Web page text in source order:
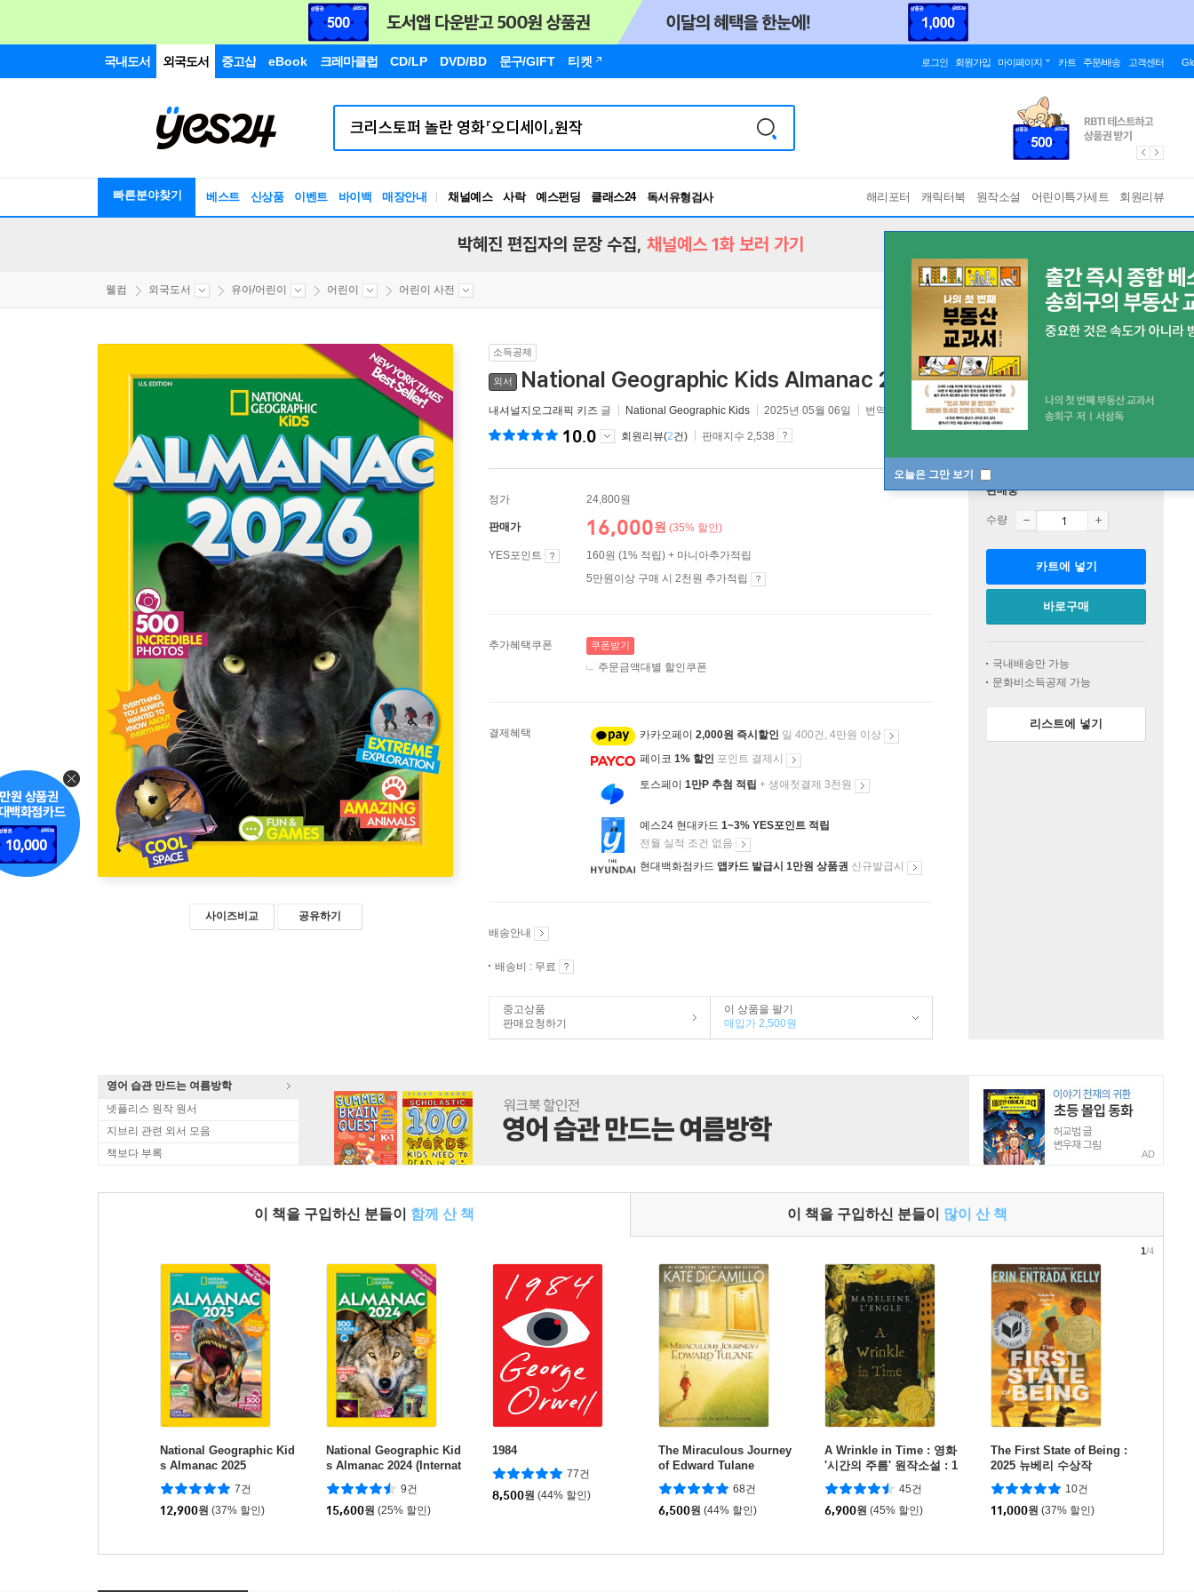
국내도서 외국도서 중고샵 eBook 크레마클럽 CD/LP DVD/BD 문구/GIFT 티켓 로그인 회원가입 마이페이지 카트 주문/배송 고객센터
빠른분야찾기 베스트 신상품 이벤트 바이백 매장안내 채널예스 사락 예스펀딩 클래스24
독서유형검사
RBTI Lab
해리포터 캐릭터북 원작소설 어린이특가세트 회원리뷰
오늘은 그만 보기
박혜진 편집자의 문장 수집, 채널예스 1화 보러 가기
웰컴 외국도서 유아/어린이 어린이 어린이 사전
사이즈비교 공유하기
소득공제
외서 National Geographic Kids Almanac 2026 [ Paperback ] 바인딩 & 에디션 안내
내셔널지오그래픽 키즈 글 National Geographic Kids 2025년 05월 06일 번역서 : 사이언스 2026
10.0 회원리뷰(2건) 판매지수 2,538
정가 24,800원
판매가 16,000원 (35% 할인)
YES포인트
160원 (1% 적립) + 마니아추가적립
5만원이상 구매 시 2천원 추가적립
추가혜택쿠폰 쿠폰받기
주문금액대별 할인쿠폰
결제혜택 카카오페이 2,000원 즉시할인 일 400건, 4만원 이상
페이코 1% 할인 포인트 결제시
토스페이 1만P 추첨 적립 + 생애첫결제 3천원
예스24 현대카드 1~3% YES포인트 적립
전월 실적 조건 없음
현대백화점카드 앱카드 발급시 1만원 상품권 신규발급시
배송안내
배송비 : 무료
중고상품
판매요청하기
이 상품을 팔기
매입가 2,500원
판매중
수량
카트에 넣기
바로구매
국내배송만 가능
문화비소득공제 가능
리스트에 넣기
영어 습관 만드는 여름방학
넷플리스 원작 원서
지브리 관련 외서 모음
책보다 부록
AD
이 책을 구입하신 분들이 함께 산 책 이 책을 구입하신 분들이 많이 산 책
National Geographic Kid
s Almanac 2025
7건
12,900원 (37% 할인)
National Geographic Kid
s Almanac 2024 (Internat
ional Edition)
9건
15,600원 (25% 할인)
1984
77건
8,500원 (44% 할인)
The Miraculous Journey
of Edward Tulane
68건
6,500원 (44% 할인)
A Wrinkle in Time : 영화
'시간의 주름' 원작소설 : 1
963 뉴베리 수상작
45건
6,900원 (45% 할인)
The First State of Being :
2025 뉴베리 수상작
10건
11,000원 (37% 할인)
1/4